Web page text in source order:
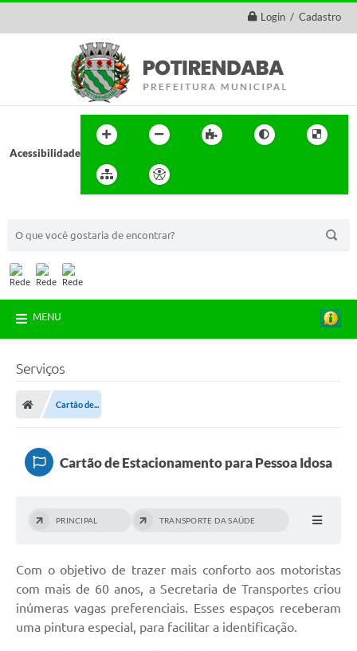
Login / Cadastro
Acessibilidade
MENU
Serviços
Cartão de...
Cartão de Estacionamento para Pessoa Idosa
PRINCIPAL TRANSPORTE DA SAÚDE
Com o objetivo de trazer mais conforto aos motoristas
com mais de 60 anos, a Secretaria de Transportes criou
inúmeras vagas preferenciais. Esses espaços receberam
uma pintura especial, para facilitar a identificação.